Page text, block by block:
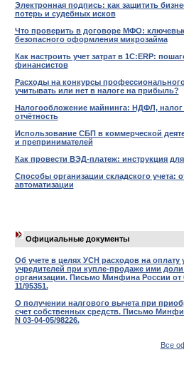
Электронная подпись: как защитить
потерь и судебных исков
Что проверить в договоре МФО:
безопасного оформления микрозайма
Как настроить учет затрат в 1С:ERP:
финансистов
Расходы на конкурсы
учитывать или нет в налоге на прибыль?
Налогообложение майнинга: НДФЛ,
отчётность
Использование СБП в коммерческой
и препринимателей
Как провести ВЭД-платеж: инструкция
Способы организации складского учета:
автоматизации
Официальные документы
Об учете в целях УСН расходов на оплату
учредителей при купле-продаже ими доли
организации. Письмо Минфина России от
11/95351.
О получении налгового вычета при
счет собственных средств. Письмо
N 03-04-05/98226.
Все